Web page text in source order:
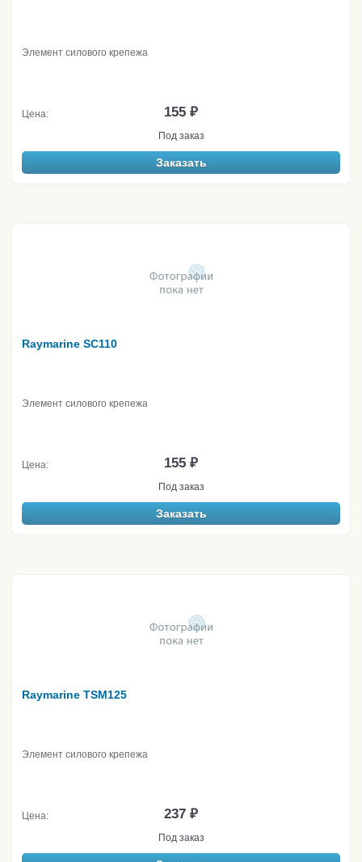
Элемент силового крепежа
Цена: 155 ₽
Под заказ
Заказать
Raymarine SC110
Элемент силового крепежа
Цена: 155 ₽
Под заказ
Заказать
Raymarine TSM125
Элемент силового крепежа
Цена: 237 ₽
Под заказ